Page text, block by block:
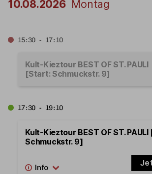
10.08.2026 Montag
15:30 - 17:10
Kult-Kieztour BEST OF ST. PAULI
[Start: Schmuckstr. 9]
17:30 - 19:10
Kult-Kieztour BEST OF ST.
Schmuckstr. 9]